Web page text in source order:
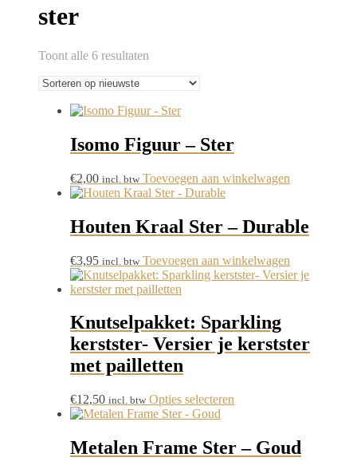
ster
Toont alle 6 resultaten
nieuwste
Isomo Figuur – Ster
€2,00 incl. btw Toevoegen aan winkelwagen
Houten Kraal Ster – Durable
€3,95 incl. btw Toevoegen aan winkelwagen
Knutselpakket: Sparkling
kerstster- Versier je kerstster
met pailletten
€12,50 incl. btw Opties selecteren
meerdere
variaties.
Metalen Frame Ster – Goud